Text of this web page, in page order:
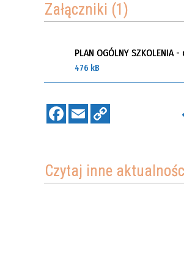
Załączniki (1)
PLAN OGÓLNY
476 kB
Czytaj inne